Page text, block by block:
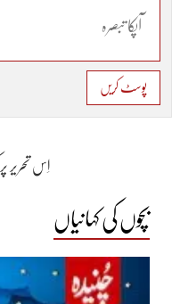
پوسٹ کریں
اِس تحریر
بچوں کی کہانیاں